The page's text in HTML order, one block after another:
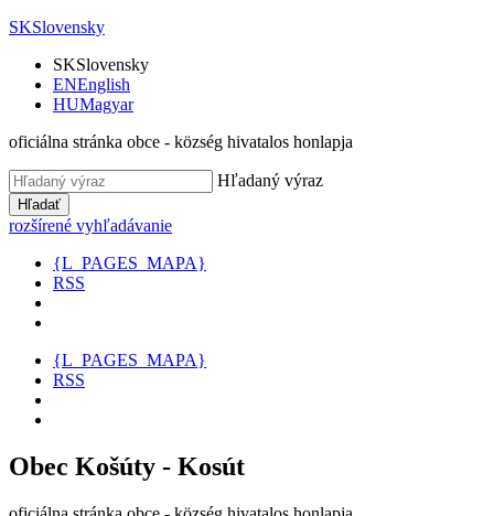
SKSlovensky
SKSlovensky
ENEnglish
HUMagyar
oficiálna stránka obce - község hivatalos honlapja
Hľadaný výraz
Hľadať
rozšírené vyhľadávanie
{L_PAGES_MAPA}
RSS
{L_PAGES_MAPA}
RSS
Obec Košúty - Kosút